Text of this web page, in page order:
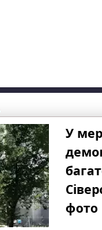
У
фото